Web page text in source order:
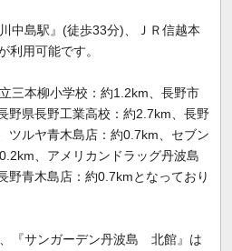
中島駅』(徒歩33分)、ＪＲ信越本
利用可能です。
三本柳小学校：約1.2km、長野市
野県長野工業高校：約2.7km、長野
ツルヤ青木島店：約0.7km、セブン
、アメリカンドラッグ丹波島
野青木島店：約0.7kmとなっており
『サンガーデン丹波島 北館』は